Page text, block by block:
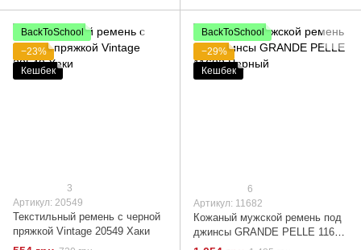
BackToSchool
−23%
Кешбек
3
Артикул: 20549
Текстильный ремень с черной
пряжкой Vintage 20549 Хаки
BackToSchool
−29%
Кешбек
6
Артикул: 11682
Кожаный мужской ремень под
джинсы GRANDE PELLE 11682
Черный